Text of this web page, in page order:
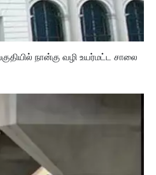
நான்கு வழி உயர்மட்ட சாலை